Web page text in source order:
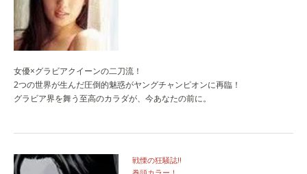
女優×グラビアクイーンの二刀流！
2つの世界が生んだ圧倒的魅惑がヤングチャンピオンに再臨！
グラビア界を舞う至高のカラダが、今あなたの前に。
戦慄の狂騒誌‼